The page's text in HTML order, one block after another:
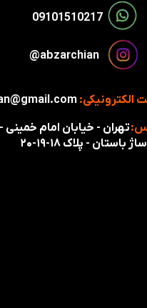
تهران - خیابان امام
باستان - پلاک ۱۸-۱۹-۲۰
الکترونیکی:
​​09101510217​​​​​​​
​​​abzarchian@